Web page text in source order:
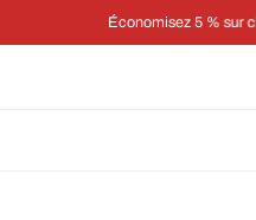
Économisez 5 % sur chaque